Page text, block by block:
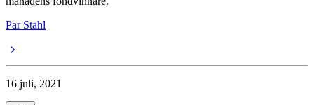
Par Stahl
16 juli, 2021